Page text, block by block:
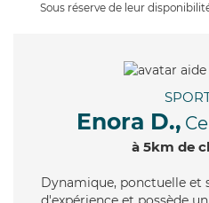
Sous réserve de leur
Enora D.,
à 5km de
Dynamique, ponctuelle et